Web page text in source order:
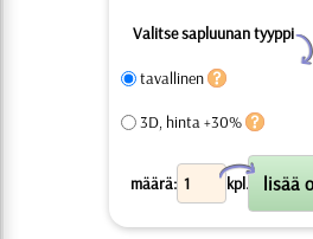
Valitse sapluunan tyyppi
Y
tavallinen
3D, hinta +30%
määrä: kpl.
X